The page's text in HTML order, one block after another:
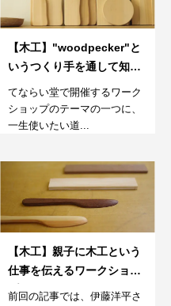
【木工】"woodpecker"と
いうつくり手を通して知る
道具
てならい堂で開催するワーク
ショップのテーマの一つに、
一生使いたい道...
【木工】親子に木工という
仕事を伝えるワークショッ
プ
前回の記事では、伊藤洋平さ